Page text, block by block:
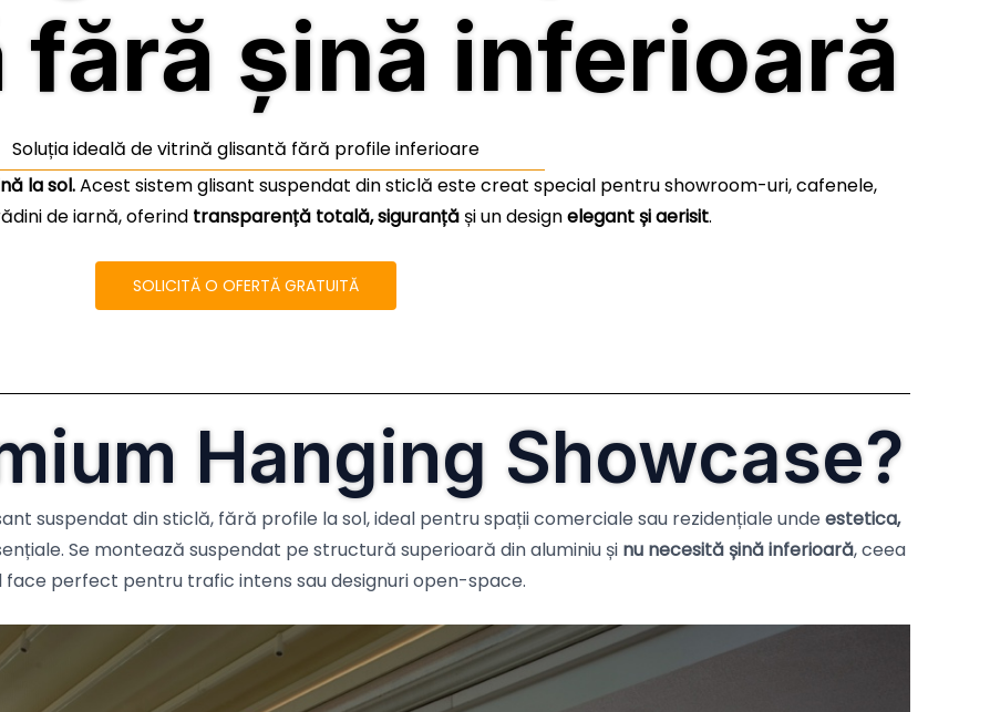
șină inferioară
Soluția ideală de vitrină glisantă fără profile inferioare
la sol.Acest sistem glisant suspendat din sticlă este creat special pentru showroom-uri, cafenele,
de iarnă, oferind transparență totală, siguranțăși un designelegant și aerisit.
SOLICITĂ O OFERTĂ GRATUITĂ
Hanging Showcase?
suspendat din sticlă, fără profile la sol, ideal pentru spații comerciale sau rezidențiale unde estetica,
Se montează suspendat pe structură superioară din aluminiu și nu necesită șină inferioară, ceea
face perfect pentru trafic intens sau designuri open-space.